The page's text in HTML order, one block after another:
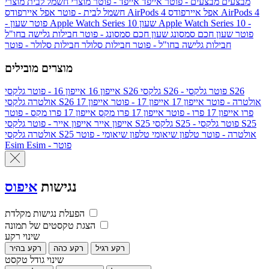
חשמל לבית - פוטר אפל איירפודס AirPods 4 אפל איירפודס AirPods 4
- פוטר שעון Apple Watch Series 10 שעון Apple Watch Series 10 -
פוטר שעון חכם סמסונג שעון חכם סמסונג - פוטר חבילות גלישה בחו"ל
חבילות גלישה בחו"ל - פוטר חבילות סלולר חבילות סלולר - פוטר
מוצרים מובילים
אייפון 16 אייפון 16 - פוטר גלקסי S26 גלקסי S26 - פוטר גלקסי S26
אולטרה
גלקסי S26 אולטרה - פוטר אייפון 17 אייפון 17 - פוטר
אייפון 17
פרו אייפון 17 פרו - פוטר אייפון 17 פרו מקס
אייפון 17 פרו מקס - פוטר
אייפון אייר אייפון אייר - פוטר גלקסי S25 גלקסי S25 - פוטר גלקסי S25
אולטרה
גלקסי S25 אולטרה - פוטר טלפון שיאומי טלפון שיאומי - פוטר
Esim
Esim - פוטר
נגישות איפוס
הפעלת נגישות מקלדת
הצגת טקסטים של תמונה
שינוי רקע
רקע בהיר רקע כהה רקע רגיל
שינוי גודל טקסט